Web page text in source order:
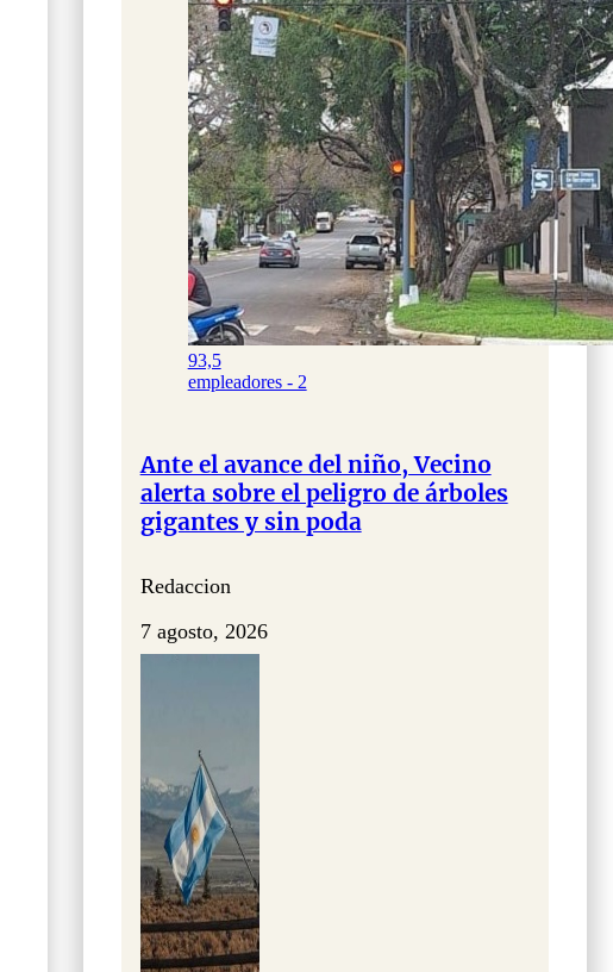
93,5
empleadores - 2
Ante el avance del niño, Vecino
alerta sobre el peligro de árboles
gigantes y sin poda
Redaccion
7 agosto, 2026